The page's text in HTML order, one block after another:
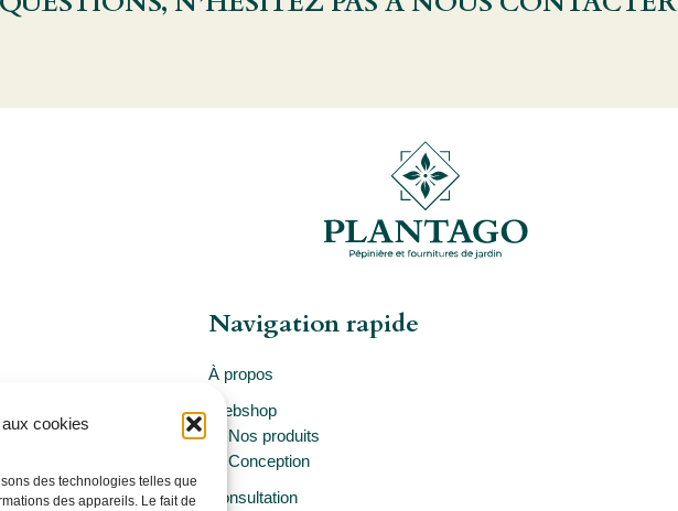
cookies
des technologies telles que
des appareils. Le fait de
vous)
Navigation rapide
À propos
Webshop
Nos produits
Conception
Consultation